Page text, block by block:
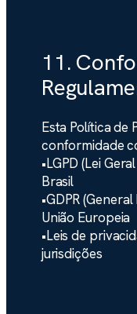
11.
Esta Política de
conformidade
•LGPD (Lei
Brasil
•GDPR(General
União Europeia
•Leis de
jurisdições